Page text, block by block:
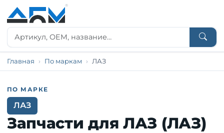
Главная По маркам ЛАЗ
ПО МАРКЕ
ЛАЗ
Запчасти для ЛАЗ (ЛАЗ)